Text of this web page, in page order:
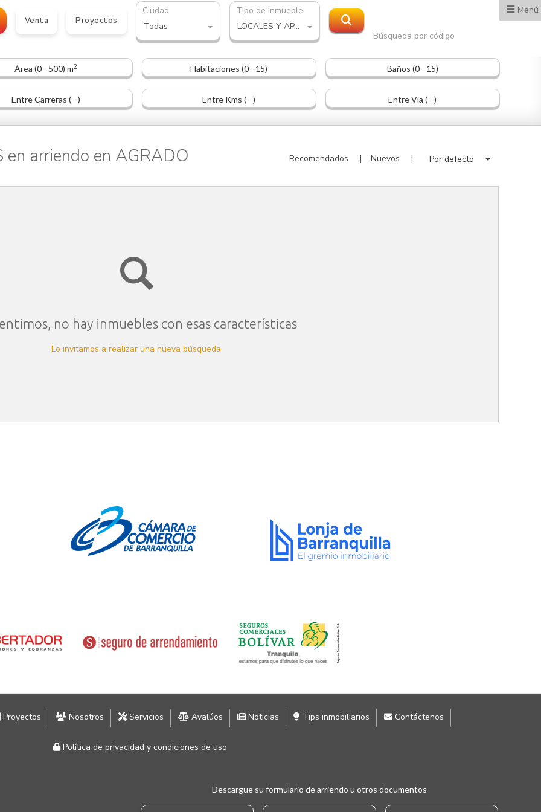
Menú
Venta Proyectos
Ciudad
Todas
Tipo de inmueble
LOCALES Y APARTAMENTOS
Búsqueda por código
Área (0 - 500) m2 Habitaciones (0 - 15) Baños (0 - 15)
Entre Carreras ( - ) Entre Kms ( - ) Entre Vía ( - )
arriendo en AGRADO Recomendados Nuevos Por defecto
no hay inmuebles con esas características
Lo invitamos a realizar una nueva búsqueda
Proyectos Nosotros Servicios Avalúos Noticias Tips inmobiliarios Contáctenos
Política de privacidad y condiciones de uso
Descargue su formulario de arriendo u otros documentos